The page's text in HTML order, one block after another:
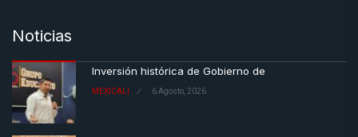
Noticias
Inversión histórica de Gobierno de
MEXICALI 6 Agosto, 2026